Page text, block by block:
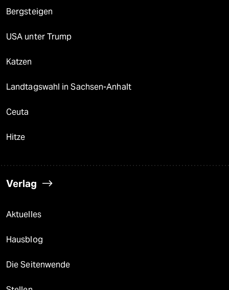
Bergsteigen
USA unter Trump
Katzen
Landtagswahl in Sachsen-Anhalt
Ceuta
Hitze
Verlag
Aktuelles
Hausblog
Die Seitenwende